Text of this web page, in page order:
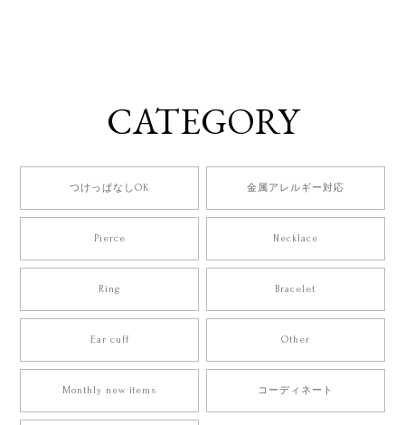
CATEGORY
つけっぱなしOK 金属アレルギー対応
Pierce Necklace
Ring Bracelet
Ear cuff Other
Monthly new items コーディネート